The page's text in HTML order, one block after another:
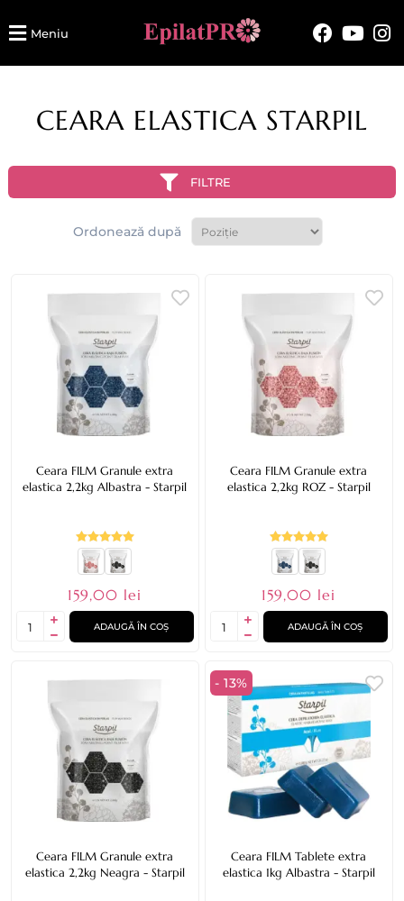
Meniu
CEARA ELASTICA STARPIL
FILTRE
Ordonează după
Ceara FILM Granule extra
elastica 2,2kg Albastra - Starpil
159,00 lei
ADAUGĂ ÎN COȘ
Ceara FILM Granule extra
elastica 2,2kg ROZ - Starpil
159,00 lei
ADAUGĂ ÎN COȘ
Ceara FILM Granule extra
elastica 2,2kg Neagra - Starpil
- 13%
Ceara FILM Tablete extra
elastica 1kg Albastra - Starpil